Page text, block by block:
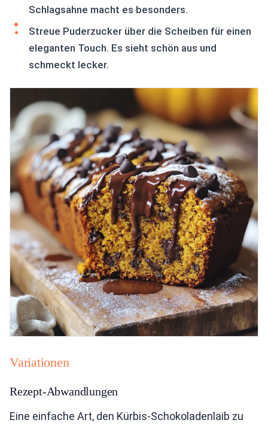
Schlagsahne macht es besonders.
Streue Puderzucker über die Scheiben für einen
eleganten Touch. Es sieht schön aus und
schmeckt lecker.
Variationen
Rezept-Abwandlungen
Eine einfache Art, den Kürbis-Schokoladenlaib zu